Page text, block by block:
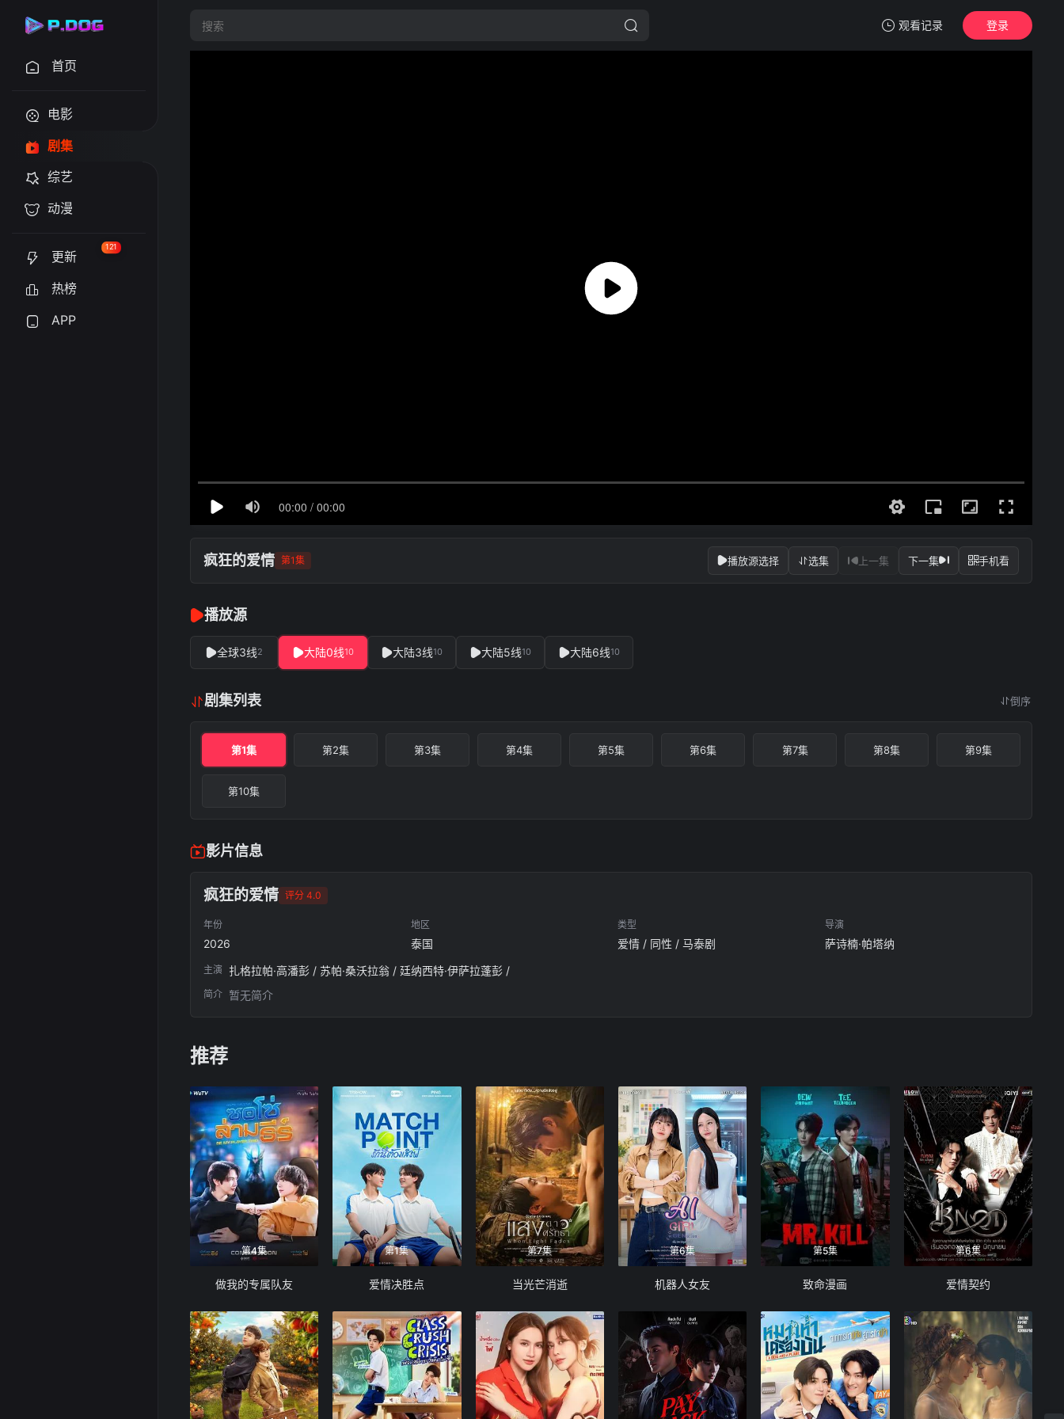
观看记录 登录
首页
电影
剧集
综艺
动漫
更新
121
热榜
APP
疯狂的爱情 第1集 播放源选择 选集 上一集 下一集 手机看
播放源
全球3线2 大陆0线10 大陆3线10 大陆5线10 大陆6线10
剧集列表 倒序
第1集 第2集 第3集 第4集 第5集 第6集 第7集 第8集 第9集
第10集
影片信息
疯狂的爱情 评分 4.0
年份
2026
地区
泰国
类型
爱情 / 同性 / 马泰剧
导演
萨诗楠·帕塔纳
主演 扎格拉帕·高潘彭 / 苏帕·桑沃拉翁 / 廷纳西特·伊萨拉蓬彭 /
简介 暂无简介
推荐
第4集
做我的专属队友
第1集
爱情决胜点
第7集
当光芒消逝
第6集
机器人女友
第5集
致命漫画
第6集
爱情契约